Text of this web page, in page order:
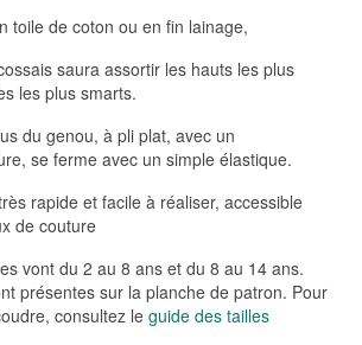
toile de coton ou en fin lainage,
saura assortir les hauts les plus
les plus smarts.
du genou, à pli plat, avec un
se ferme avec un simple élastique.
rapide et facile à réaliser, accessible
de couture
vont du 2 au 8 ans et du 8 au 14 ans.
présentes sur la planche de patron. Pour
consultez le guide des tailles